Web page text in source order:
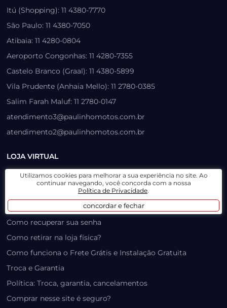
Itú (Shopping): 11 4380-7770
São Paulo: 11 4380-7050
Atibaia: 11 4280-0804
Aeroporto Congonhas: 11 4280-7355
Castelo Branco (Graal): 11 4380-5899
Vila Prudente (Anhaia Mello): 11 2780-0385
Salim Farah Maluf: 11 2780-0147
atendimento3@paulinhomotos.com.br
atendimento2@paulinhomotos.com.br
LOJA VIRTUAL
Lista de Desejos
Prazo, Rastreio e Transporte
Dúvidas Frequentes / Produtos Outlet
Como recuperar sua senha
Como retirar na loja física?
Como funciona o Frete Grátis e Instalação Gratuita
Troca e Garantia
Política: Troca, garantia, cancelamentos
Comprar nesse site é seguro?
Utilizamos cookies para melhorar a sua experiência no site. Ao
continuar navegando, você concorda com a nossa
Política de Privacidade.
concordar e fechar